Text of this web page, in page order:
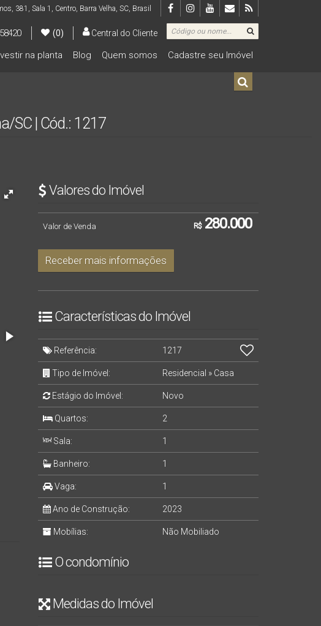
, 381 , Sala 1 , Centro, Barra Velha, SC, Brasil
Central do Cliente
(0)
Cadastre seu Imóvel
Quem somos
Blog
na planta
SC | Cód.: 1217
Valores do Imóvel
R$280.000
Valor de Venda
Receber mais informações
Características do Imóvel
Referência: 1217
Tipo de Imóvel: Residencial » Casa
Estágio do Imóvel: Novo
Quartos: 2
Sala: 1
Banheiro: 1
Vaga: 1
Ano de Construção: 2023
Mobílias: Não Mobiliado
O condomínio
Medidas do Imóvel